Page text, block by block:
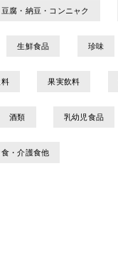
豆腐・納豆・コンニャク
生鮮食品 珍味
料 果実飲料
酒類 乳幼児食品
・介護食他